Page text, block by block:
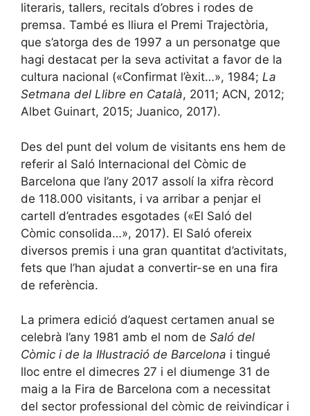
literaris, tallers, recitals d’obres i rodes de
premsa. També es lliura el Premi Trajectòria,
que s’atorga des de 1997 a un personatge que
hagi destacat per la seva activitat a favor de la
cultura nacional («Confirmat l’èxit…», 1984; La
Setmana del Llibre en Català, 2011; ACN, 2012;
Albet Guinart, 2015; Juanico, 2017).
Des del punt del volum de visitants ens hem de
referir al Saló Internacional del Còmic de
Barcelona que l’any 2017 assolí la xifra rècord
de 118.000 visitants, i va arribar a penjar el
cartell d’entrades esgotades («El Saló del
Còmic consolida…», 2017). El Saló ofereix
diversos premis i una gran quantitat d’activitats,
fets que l’han ajudat a convertir-se en una fira
de referència.
La primera edició d’aquest certamen anual se
celebrà l’any 1981 amb el nom de Saló del
Còmic i de la Il·lustració de Barcelona i tingué
lloc entre el dimecres 27 i el diumenge 31 de
maig a la Fira de Barcelona com a necessitat
del sector professional del còmic de reivindicar i